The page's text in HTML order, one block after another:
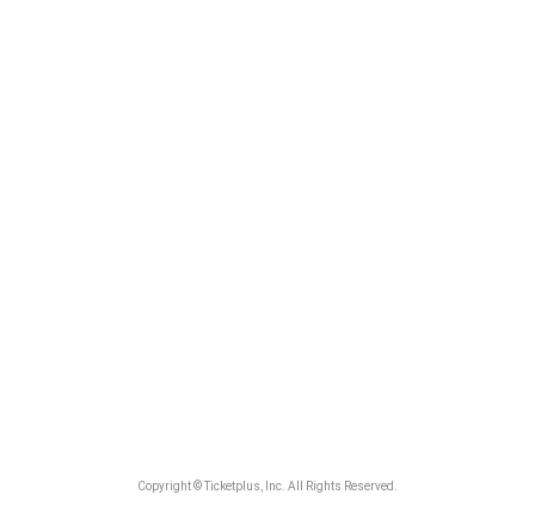
Copyright © Ticketplus, Inc. All Rights Reserved.